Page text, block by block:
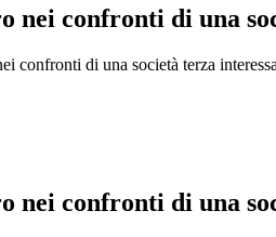
nei confronti di una
confronti di una società terza
nei confronti di una